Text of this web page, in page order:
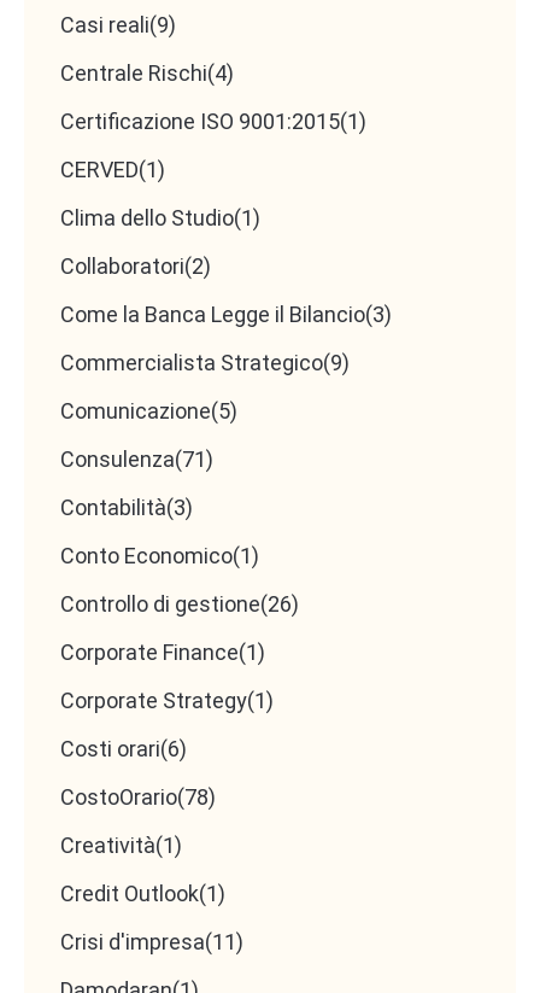
Casi reali(9)
Centrale Rischi(4)
Certificazione ISO 9001:2015(1)
CERVED(1)
Clima dello Studio(1)
Collaboratori(2)
Come la Banca Legge il Bilancio(3)
Commercialista Strategico(9)
Comunicazione(5)
Consulenza(71)
Contabilità(3)
Conto Economico(1)
Controllo di gestione(26)
Corporate Finance(1)
Corporate Strategy(1)
Costi orari(6)
CostoOrario(78)
Creatività(1)
Credit Outlook(1)
Crisi d'impresa(11)